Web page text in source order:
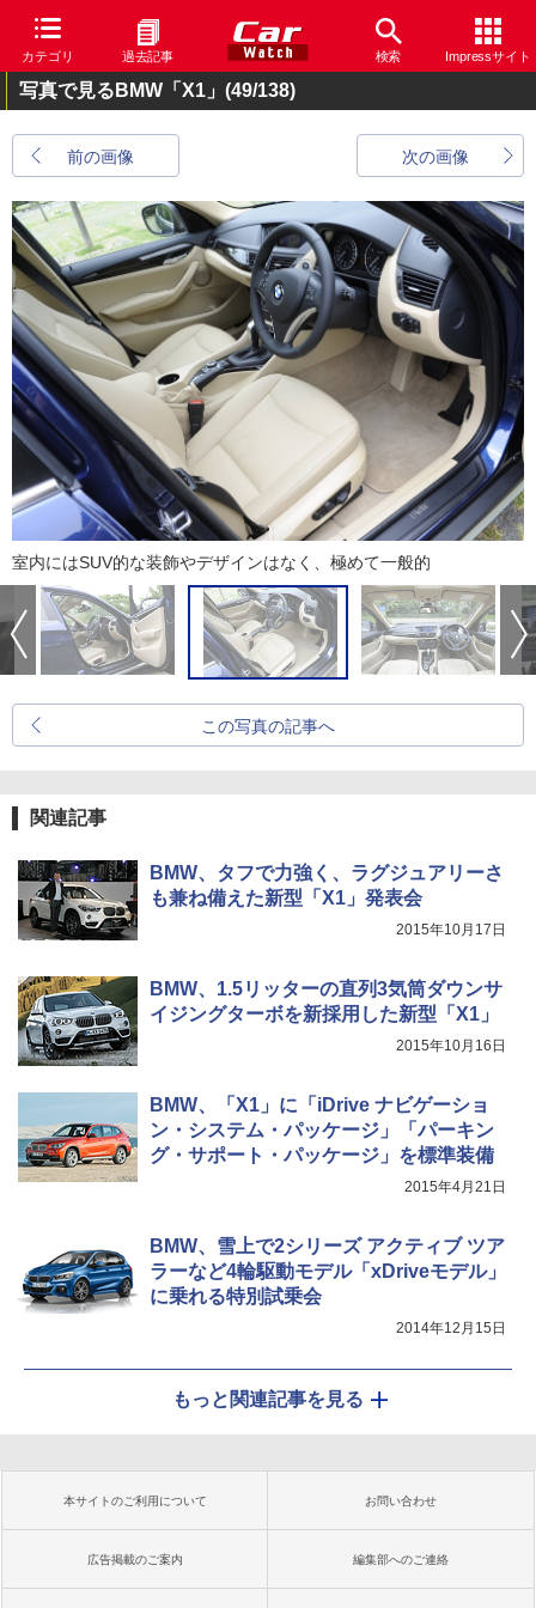
カテゴリ 過去記事 検索 Impressサイト
写真で見るBMW「X1」 (49/138)
前の画像 次の画像
室内にはSUV的な装飾やデザインはなく、極めて一般的
この写真の記事へ
関連記事
BMW、タフで力強く、ラグジュアリーさ
も兼ね備えた新型「X1」発表会
2015年10月17日
BMW、1.5リッターの直列3気筒ダウンサ
イジングターボを新採用した新型「X1」
2015年10月16日
BMW、「X1」に「iDrive ナビゲーショ
ン・システム・パッケージ」「パーキン
グ・サポート・パッケージ」を標準装備
2015年4月21日
BMW、雪上で2シリーズ アクティブ ツア
ラーなど4輪駆動モデル「xDriveモデル」
に乗れる特別試乗会
2014年12月15日
もっと関連記事を見る
本サイトのご利用について お問い合わせ
広告掲載のご案内 編集部へのご連絡